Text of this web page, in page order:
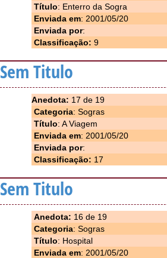
Título: Enterro da Sogra
Enviada em: 2001/05/20
Enviada por:
Classificação: 9
Sem Titulo
Anedota: 17 de 19
Categoria: Sogras
Título: A Viagem
Enviada em: 2001/05/20
Enviada por:
Classificação: 17
Sem Titulo
Anedota: 16 de 19
Categoria: Sogras
Título: Hospital
Enviada em: 2001/05/20